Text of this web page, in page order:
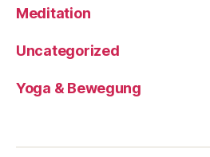
Meditation
Uncategorized
Yoga & Bewegung